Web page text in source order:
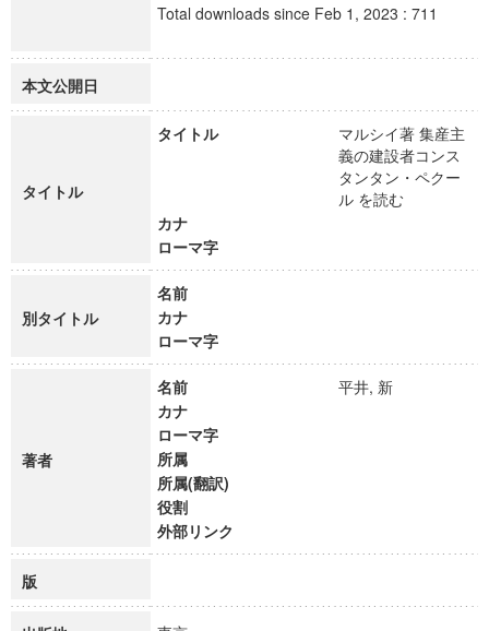
Total downloads since Feb 1, 2023 : 711
本文公開日
タイトル
タイトル
マルシイ著 集産主
義の建設者コンス
タンタン・ペクー
ル を読む
カナ
ローマ字
別タイトル
名前
カナ
ローマ字
著者
名前
平井, 新
カナ
ローマ字
所属
所属(翻訳)
役割
外部リンク
版